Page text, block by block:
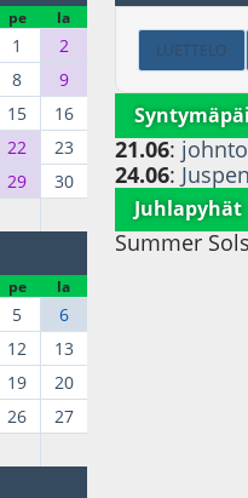
pe la
1
2
8
9
15
16
22
23
29
30
pe la
5
6
12
13
19
20
26
27
LUETTELO
21.06:
24.06:
Juhlapyhät
Summer